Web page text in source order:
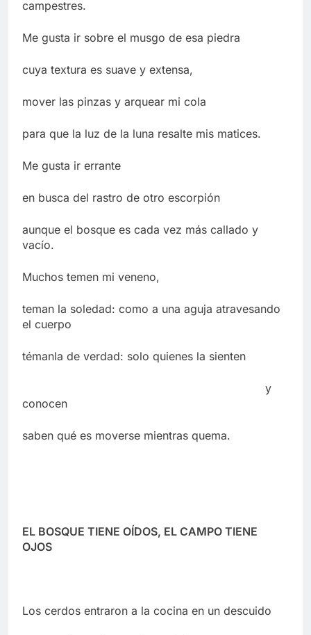
campestres.
Me gusta ir sobre el musgo de esa piedra
cuya textura es suave y extensa,
mover las pinzas y arquear mi cola
para que la luz de la luna resalte mis matices.
Me gusta ir errante
en busca del rastro de otro escorpión
aunque el bosque es cada vez más callado y
vacío.
Muchos temen mi veneno,
teman la soledad: como a una aguja atravesando
el cuerpo
témanla de verdad: solo quienes la sienten
y
conocen
saben qué es moverse mientras quema.
EL BOSQUE TIENE OÍDOS, EL CAMPO TIENE
OJOS
Los cerdos entraron a la cocina en un descuido